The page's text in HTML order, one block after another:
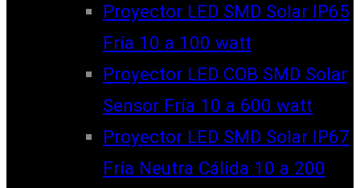
Proyector LED SMD Solar IP65
Fría 10 a 100 watt
Proyector LED COB SMD Solar
Sensor Fría 10 a 600 watt
Proyector LED SMD Solar IP67
Fría Neutra Cálida 10 a 200